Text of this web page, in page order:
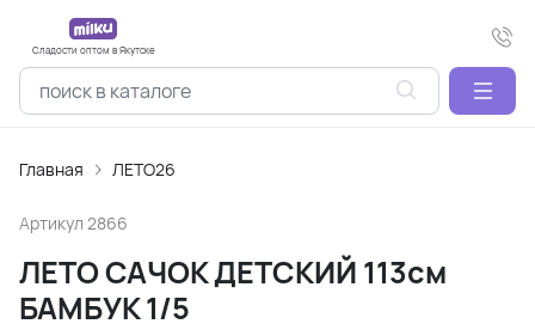
Сладости оптом в Якутске
Главная ЛЕТО26
Артикул 2866
ЛЕТО САЧОК ДЕТСКИЙ 113см
БАМБУК 1/5